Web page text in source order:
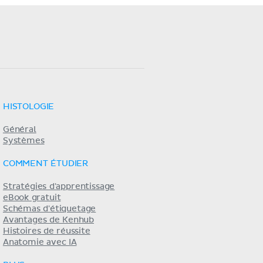
HISTOLOGIE
Général
Systèmes
COMMENT ÉTUDIER
Stratégies d'apprentissage
eBook gratuit
Schémas d'étiquetage
Avantages de Kenhub
Histoires de réussite
Anatomie avec IA